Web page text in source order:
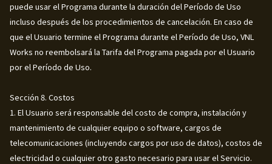
puede usar el Programa durante la duración del Período de Uso
incluso después de los procedimientos de cancelación. En caso de
que el Usuario termine el Programa durante el Período de Uso, VNL
Works no reembolsará la Tarifa del Programa pagada por el Usuario
por el Período de Uso.
Sección 8. Costos
1. El Usuario será responsable del costo de compra, instalación y
mantenimiento de cualquier equipo o software, cargos de
telecomunicaciones (incluyendo cargos por uso de datos), costos de
electricidad o cualquier otro gasto necesario para usar el Servicio.